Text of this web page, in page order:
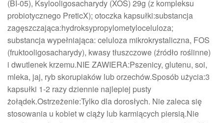
(BI-05), Ksylooligosacharydy (XOS) 29g (z kompleksu
probiotycznego PreticX); otoczka kapsułki:substancja
zagęszczająca:hydroksypropylometyloceluloza;
substancja wypełniająca: celuloza mikrokrystaliczna, FOS
(fruktooligosacharydy), kwasy tłuszczowe (źródło roślinne)
i dwutlenek krzemu.NIE ZAWIERA:Pszenicy, glutenu, soi,
mleka, jaj, ryb skorupiaków lub orzechów.Sposób użycia:3
kapsułki 1-2 razy dziennie najlepiej pusty
żołądek.Ostrzeżenie:Tylko dla dorosłych. Nie zaleca się
stosowania u kobiet w ciąży lub karmiących piersią.Nie